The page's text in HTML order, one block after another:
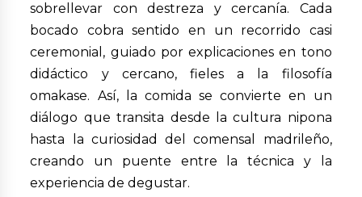
sobrellevar con destreza y cercanía. Cada
bocado cobra sentido en un recorrido casi
ceremonial, guiado por explicaciones en tono
didáctico y cercano, fieles a la filosofía
omakase. Así, la comida se convierte en un
diálogo que transita desde la cultura nipona
hasta la curiosidad del comensal madrileño,
creando un puente entre la técnica y la
experiencia de degustar.